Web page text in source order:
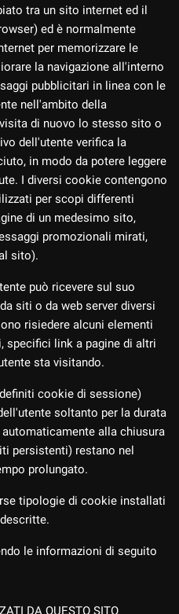
tra un sito internet ed il
ed è normalmente
per memorizzare le
la navigazione all'interno
pubblicitari in linea con le
nell'ambito della
di nuovo lo stesso sito o
dell'utente verifica la
in modo da potere leggere
I diversi cookie contengono
per scopi differenti
di un medesimo sito,
promozionali mirati,
sito).
può ricevere sul suo
siti o da web server diversi
risiedere alcuni elementi
specifici link a pagine di altri
sta visitando.
cookie di sessione)
soltanto per la durata
alla chiusura
persistenti) restano nel
prolungato.
tipologie di cookie installati
le informazioni di seguito
DA QUESTO SITO